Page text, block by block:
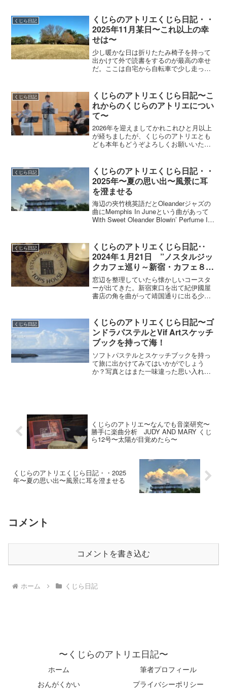
くじら日記
くじらのアトリエくじら日記・・
2025年11月某日〜これ以上の幸
せは〜
少し暖かな日は折りたたみ椅子を持って
出かけて外で読書をするのが最高の幸せ
だ。ここは自宅から自転車で少し走った
んでいたりする。この日の本は、伊集院
静さんの旅にまつわるエッ...
くじら日記
くじらのアトリエくじら日記〜こ
れからのくじらのアトリエについ
て〜
2026年を迎えましてかれこれひと月以上
が経ちましたが、くじらのアトリエとも
ども本年もどうぞよろしくお願いいたし
くじら日記
くじらのアトリエくじら日記・・
2025年〜夏の思い出〜風景に耳
を澄ませる
海辺の夾竹桃英語だとOleanderジャズの
曲にMemphis In Juneという曲があって
With Sweet Oleander Blowin’ Perfume In
くじら日記
くじらのアトリエくじら日記‥
2024年１月21日 ”ノスタルジッ
クカフェ巡り～新宿・カフェ８ユ
イット～”
窓辺を整理していたら懐かしいコースタ
ーが出てきた。新宿東口を出て紀伊國屋
書店の角を曲がって靖国通りに出る少し
るけれど、旧TopsHouseとは別物だ。何
だか村上...
くじら日記
くじらのアトリエくじら日記〜ゴ
ンドラパステルとVif Artスケッチ
ブックを持って海！
ソフトパステルとスケッチブックを持っ
て旅に出かけてみてはいかがでしょう
か？写真とはまた一味違った思い入れ
くじらのアトリエ〜なんでも音楽研究〜
勝手に楽曲分析 JUDY AND MARY くじ
ら12号〜太陽が目覚めたら〜
くじらのアトリエくじら日記・・2025
年〜夏の思い出〜風景に耳を澄ませる
コメント
コメントを書き込む
ホーム くじら日記
〜くじらのアトリエ日記〜
ホーム
筆者プロフィール
おんがくかい
プライバシーポリシー